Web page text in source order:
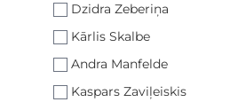
Dzidra Zeberiņa
Kārlis Skalbe
Andra Manfelde
Kaspars Zaviļeiskis